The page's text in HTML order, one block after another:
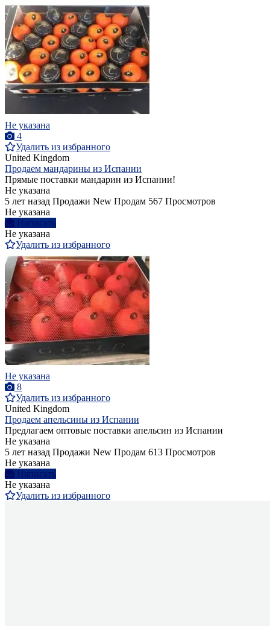
Не указана
4
Удалить из избранного
United Kingdom
Продаем мандарины из Испании
Прямые поставки мандарин из Испании!
Не указана
5 лет назад Продажи New Продам 567 Просмотров
Не указана
Написать
Не указана
Удалить из избранного
Не указана
8
Удалить из избранного
United Kingdom
Продаем апельсины из Испании
Предлагаем оптовые поставки апельсин из Испании
Не указана
5 лет назад Продажи New Продам 613 Просмотров
Не указана
Написать
Не указана
Удалить из избранного